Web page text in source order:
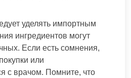
уделять импортным
ингредиентов могут
Если есть сомнения,
или
с врачом. Помните, что